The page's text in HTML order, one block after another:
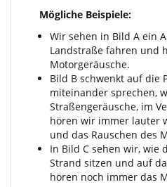
Mögliche Beispiele:
Wir sehen in Bild A ein
Landstraße fahren und
Motorgeräusche.
Bild B schwenkt auf die
miteinander sprechen,
Straßengeräusche, im
hören wir immer lauter
und das Rauschen des
In Bild C sehen wir, wie
Strand sitzen und auf
hören noch immer das